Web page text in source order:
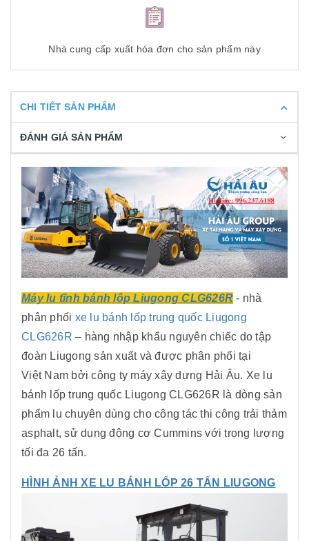
Nhà cung cấp xuất hóa đơn cho sản phẩm này
CHI TIẾT SẢN PHẨM
ĐÁNH GIÁ SẢN PHẨM
Máy lu tĩnh bánh lôp Liugong CLG626R - nhà
phân phối xe lu bánh lốp trung quốc Liugong
CLG626R – hàng nhập khẩu nguyên chiếc do tập
đoàn Liugong sản xuất và được phân phối tại
Việt Nam bởi công ty máy xây dựng Hải Âu. Xe lu
bánh lốp trung quốc Liugong CLG626R là dòng sản
phẩm lu chuyên dùng cho công tác thi công trải thảm
asphalt, sử dụng động cơ Cummins với trọng lượng
tối đa 26 tấn.
HÌNH ẢNH XE LU BÁNH LỐP 26 TẤN LIUGONG